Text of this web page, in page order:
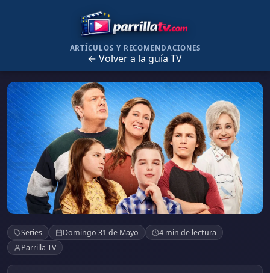
ARTÍCULOS Y RECOMENDACIONES
← Volver a la guía TV
Young Sheldon
Series Domingo 31 de Mayo
4 min de lectura
Parrilla TV